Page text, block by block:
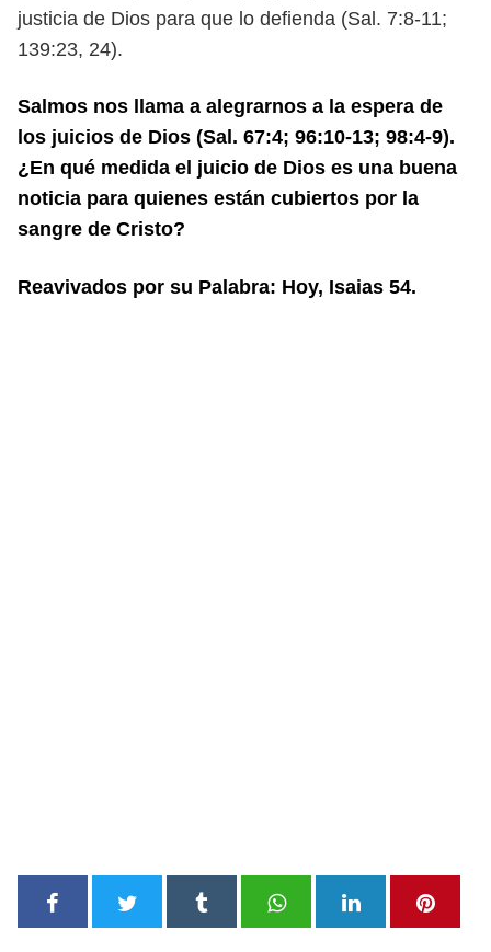
justicia de Dios para que lo defienda (Sal. 7:8-11;
139:23, 24).
Salmos nos llama a alegrarnos a la espera de
los juicios de Dios (Sal. 67:4; 96:10-13; 98:4-9).
¿En qué medida el juicio de Dios es una buena
noticia para quienes están cubiertos por la
sangre de Cristo?
Reavivados por su Palabra: Hoy, Isaias 54.